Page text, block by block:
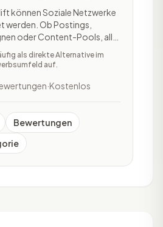
können Soziale Netzwerke
werden. Ob Postings,
oder Content-Pools, alle
Funktionen sind in einem
facelift hat eine
und überzeugt
Das Tool kann
als direkte Alternative im
auf.
·Kostenlos
Bewertungen